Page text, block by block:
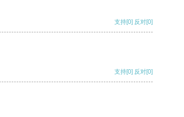
支持[0] 反对[0]
支持[0] 反对[0]